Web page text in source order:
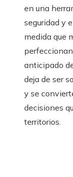
en una
seguridad y
medida que
anticipado
deja de ser
y se
decisiones
territorios.